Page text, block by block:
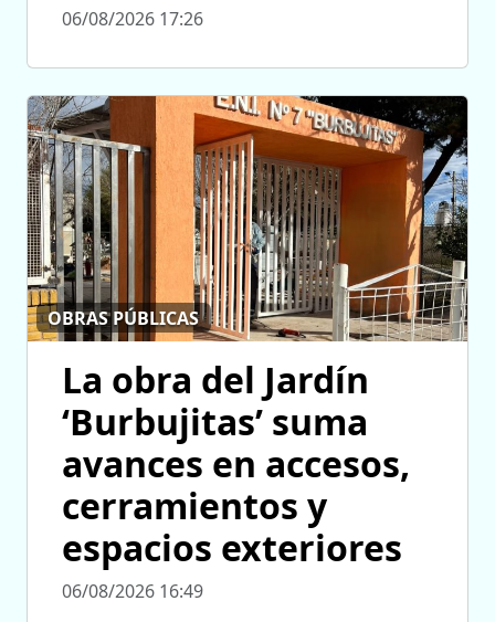
06/08/2026 17:26
OBRAS PÚBLICAS
La obra del Jardín
‘Burbujitas’ suma
avances en accesos,
cerramientos y
espacios exteriores
06/08/2026 16:49